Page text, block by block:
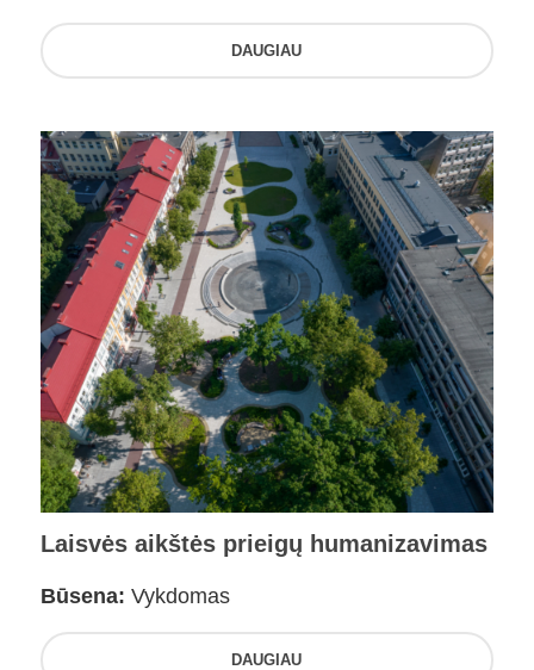
DAUGIAU
Laisvės aikštės prieigų humanizavimas
Būsena: Vykdomas
DAUGIAU